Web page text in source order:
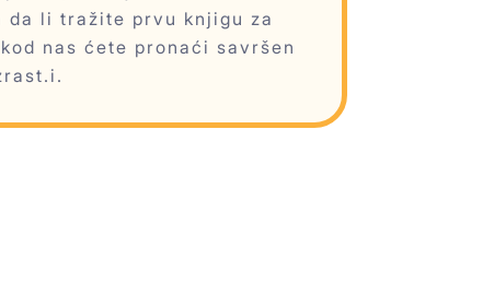
da li tražite prvu knjigu za
nas ćete pronaći savršen